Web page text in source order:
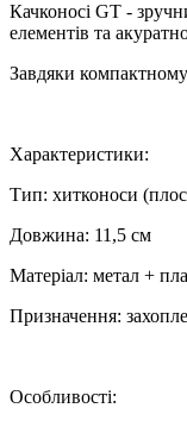
Качконосі GT -
елементів та
Завдяки
Характеристики:
Тип: хитконоси
Довжина: 11,5 см
Матеріал: метал +
Призначення:
Особливості: